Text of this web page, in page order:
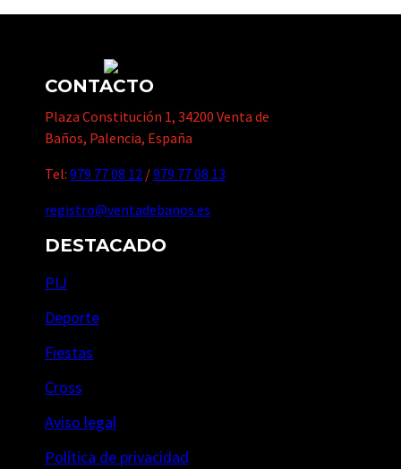
CONTACTO
Plaza Constitución 1, 34200 Venta de
Baños, Palencia, España
Tel: 979 77 08 12 /979 77 08 13
registro@ventadebanos.es
DESTACADO
PIJ
Deporte
Fiestas
Cross
Aviso legal
Política de privacidad